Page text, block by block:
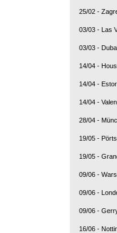
25/02 -
03/03 - Las
03/03 -
14/04 -
14/04 -
14/04 -
28/04 -
19/05 -
19/05 -
09/06 -
09/06 -
09/06 -
16/06 -